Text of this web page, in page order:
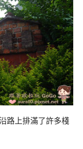
路上排滿了許多棧